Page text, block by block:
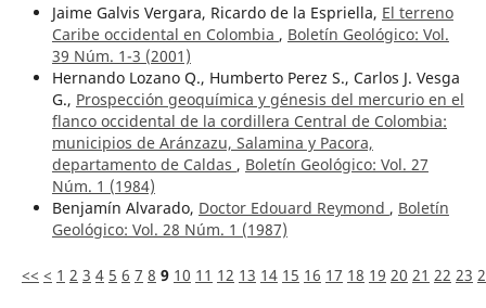
Jaime Galvis Vergara, Ricardo de la Espriella, El terreno
Caribe occidental en Colombia , Boletín Geológico: Vol.
39 Núm. 1-3 (2001)
Hernando Lozano Q., Humberto Perez S., Carlos J. Vesga
G., Prospección geoquímica y génesis del mercurio en el
flanco occidental de la cordillera Central de Colombia:
municipios de Aránzazu, Salamina y Pacora,
departamento de Caldas , Boletín Geológico: Vol. 27
Núm. 1 (1984)
Benjamín Alvarado, Doctor Edouard Reymond , Boletín
Geológico: Vol. 28 Núm. 1 (1987)
<< < 1 2 3 4 5 6 7 8 9 10 11 12 13 14 15 16 17 18 19 20 21 22 23